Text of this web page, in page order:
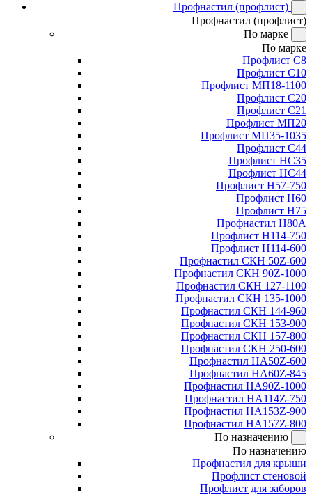
Профнастил (профлист)
Профнастил (профлист)
По марке
По марке
Профлист С8
Профлист С10
Профлист МП18-1100
Профлист С20
Профлист С21
Профлист МП20
Профлист МП35-1035
Профлист С44
Профлист НС35
Профлист НС44
Профлист Н57-750
Профлист Н60
Профлист Н75
Профнастил Н80А
Профлист Н114-750
Профлист Н114-600
Профнастил СКН 50Z-600
Профнастил СКН 90Z-1000
Профнастил СКН 127-1100
Профнастил СКН 135-1000
Профнастил СКН 144-960
Профнастил СКН 153-900
Профнастил СКН 157-800
Профнастил СКН 250-600
Профнастил НА50Z-600
Профнастил НА60Z-845
Профнастил НА90Z-1000
Профнастил НА114Z-750
Профнастил НА153Z-900
Профнастил НА157Z-800
По назначению
По назначению
Профнастил для крыши
Профлист стеновой
Профлист для заборов